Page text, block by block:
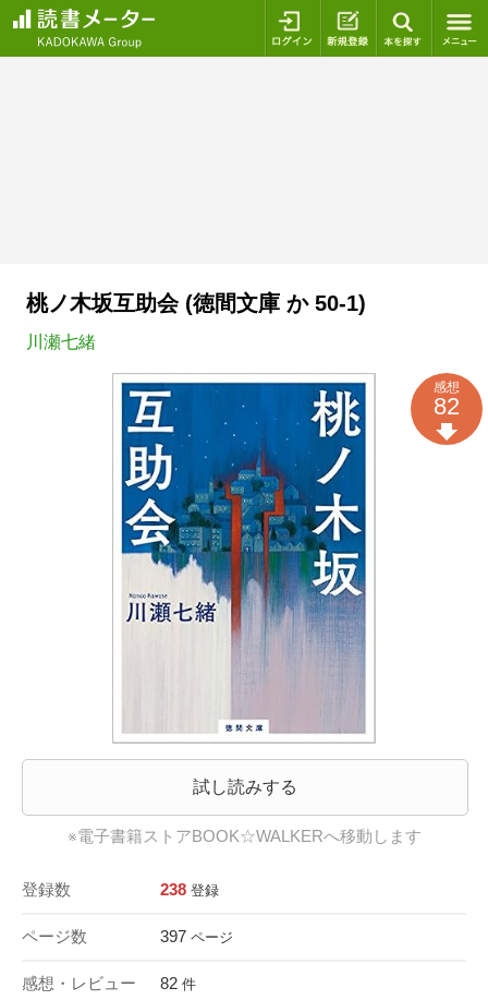
ログイン 新規登録
桃ノ木坂互助会 (徳間文庫 か 50-1)
川瀬七緒
試し読みする
※電子書籍ストアBOOK☆WALKERへ移動します
登録数 238 登録
ページ数 397 ページ
感想・レビュー 82 件
感想
82